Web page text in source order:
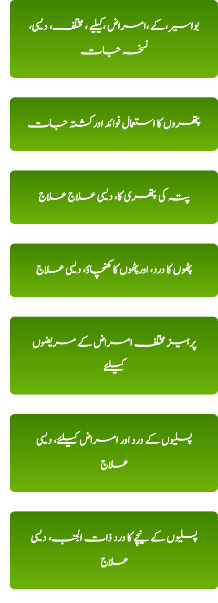
بواسیر،کے ،امراض ،کیلیے ، مختلف، دیسی،
نسخہ جات
پتھروں کا استعمال فوائد اورکشتہ جات
پتہ کی پتھری کا، دیسی علاج علاج
پٹھوں کا درد، اورپٹھوں کا کھنچاؤ، دیسی علاج
پرہیز مختلف امراض کے مریضوں
کیلئے
پسلیوں کے درد اور امراض کیلئے، دیسی
علاج
پسلیوں کے نیچے کا درد ذات الجنب، دیسی
علاج